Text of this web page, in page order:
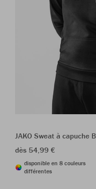
JAKO Sweat à capuche
dès 54,99 €
disponible en 8 couleurs
différentes